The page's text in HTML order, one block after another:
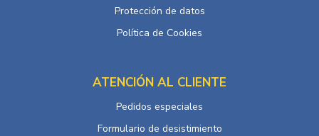
Protección de datos
Política de Cookies
ATENCIÓN AL CLIENTE
Pedidos especiales
Formulario de desistimiento